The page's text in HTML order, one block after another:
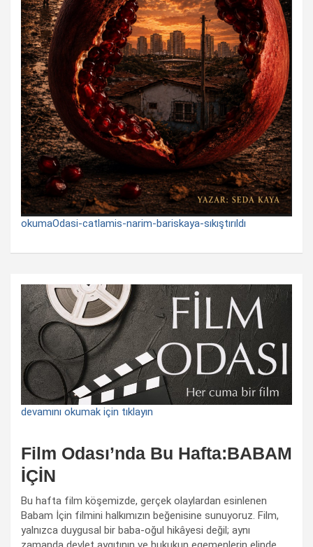
okumaOdasi-catlamis-narim-bariskaya-sıkıştırıldı
devamını okumak için tıklayın
Film Odası’nda Bu Hafta:BABAM
İÇİN
Bu hafta film köşemizde, gerçek olaylardan esinlenen
Babam İçin filmini halkımızın beğenisine sunuyoruz. Film,
yalnızca duygusal bir baba-oğul hikâyesi değil; aynı